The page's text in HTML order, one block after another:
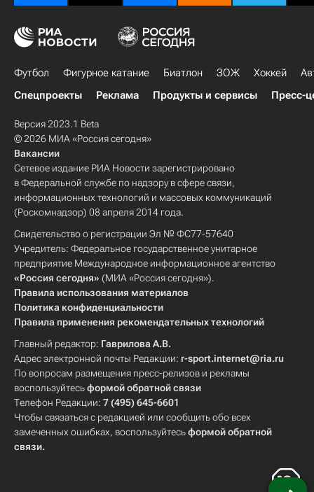
Футбол Фигурное катание Биатлон ЗОЖ Хоккей
Спецпроекты
Реклама Продукты и сервисы Пресс-
Версия 2023.1 Beta
© 2026 МИА «Россия сегодня»
Вакансии
Сетевое издание РИА Новости зарегистрировано
в Федеральной службе по надзору в сфере связи,
информационных технологий и массовых коммуникаций
(Роскомнадзор) 08 апреля 2014 года.
Свидетельство о регистрации Эл № ФС77-57640
Учредитель: Федеральное государственное унитарное
предприятие Международное информационное агентство
«Россия сегодня» (МИА «Россия сегодня»).
Правила использования материалов
Политика конфиденциальности
Правила применения рекомендательных технологий
Главный редактор: Гаврилова А.В.
Адрес электронной почты Редакции: r-sport.internet@ria.ru
По вопросам размещения пресс-релизов и рекламы
воспользуйтесьформой обратной связи
Телефон Редакции: 7 (495) 645-6601
Чтобы связаться с редакцией или сообщить обо всех
замеченных ошибках, воспользуйтесьформой обратной
связи.